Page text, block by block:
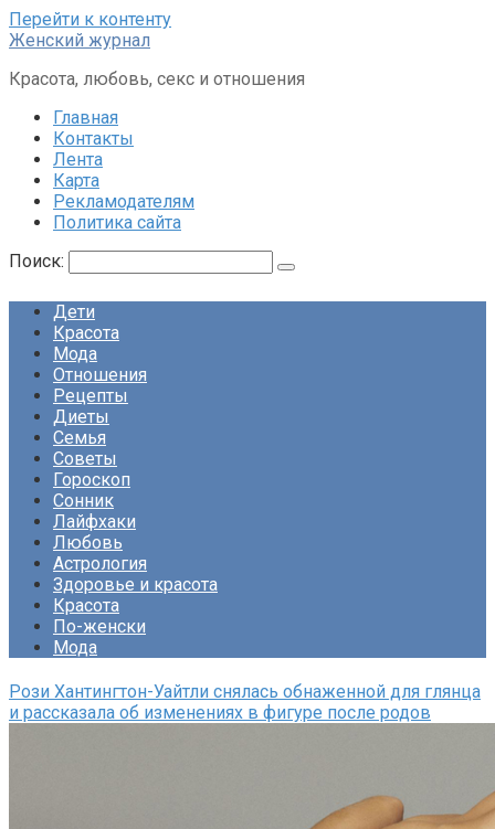
Перейти к контенту
Женский журнал
Красота, любовь, секс и отношения
Главная
Контакты
Лента
Карта
Рекламодателям
Политика сайта
Поиск:
Дети
Красота
Мода
Отношения
Рецепты
Диеты
Семья
Советы
Гороскоп
Сонник
Лайфхаки
Любовь
Астрология
Здоровье и красота
Красота
По-женски
Мода
Рози Хантингтон-Уайтли снялась обнаженной для глянца
и рассказала об изменениях в фигуре после родов